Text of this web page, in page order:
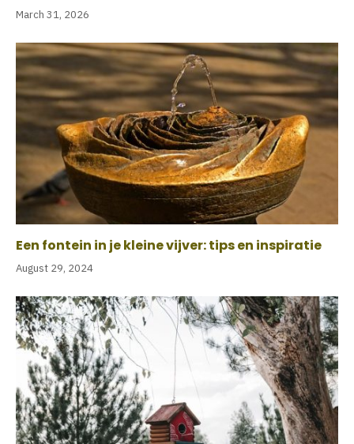
March 31, 2026
Een fontein in je kleine vijver: tips en inspiratie
August 29, 2024